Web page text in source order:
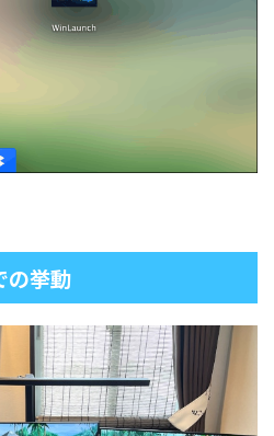
の挙動